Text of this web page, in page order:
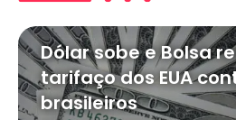
Dólar sobe e Bolsa
tarifaço dos EUA
brasileiros